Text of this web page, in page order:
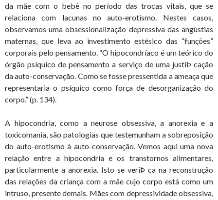
da mãe com o bebê no período das trocas vitais, que se
relaciona com lacunas no auto-erotismo. Nestes casos,
observamos uma obsessionalização depressiva das angústias
maternas, que leva ao investimento estésico das “funções”
corporais pelo pensamento. “O hipocondríaco é um teórico do
órgão psíquico de pensamento a serviço de uma justiÞ cação
da auto-conservação. Como se fosse pressentida a ameaça que
representaria o psíquico como força de desorganização do
corpo.” (p. 134).
A hipocondria, como a neurose obsessiva, a anorexia e a
toxicomania, são patologias que testemunham a sobreposição
do auto-erotismo à auto-conservação. Vemos aqui uma nova
relação entre a hipocondria e os transtornos alimentares,
particularmente a anorexia. Isto se veriÞ ca na reconstrução
das relações da criança com a mãe cujo corpo está como um
intruso, presente demais. Mães com depressividade obsessiva,